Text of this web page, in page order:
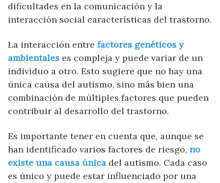
dificultades en la comunicación y la
interacción social características del trastorno.
La interacción entre factores genéticos y
ambientales es compleja y puede variar de un
individuo a otro. Esto sugiere que no hay una
única causa del autismo, sino más bien una
combinación de múltiples factores que pueden
contribuir al desarrollo del trastorno.
Es importante tener en cuenta que, aunque se
han identificado varios factores de riesgo, no
existe una causa única del autismo. Cada caso
es único y puede estar influenciado por una